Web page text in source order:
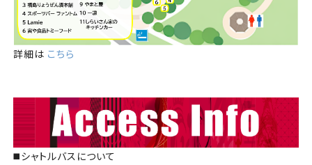
詳細は こちら
◼️シャトルバスについて